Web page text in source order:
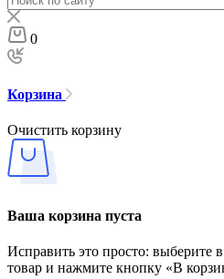
0
Корзина
Очистить корзину
Ваша корзина пуста
Исправить это просто: выберите
товар и нажмите кнопку «В